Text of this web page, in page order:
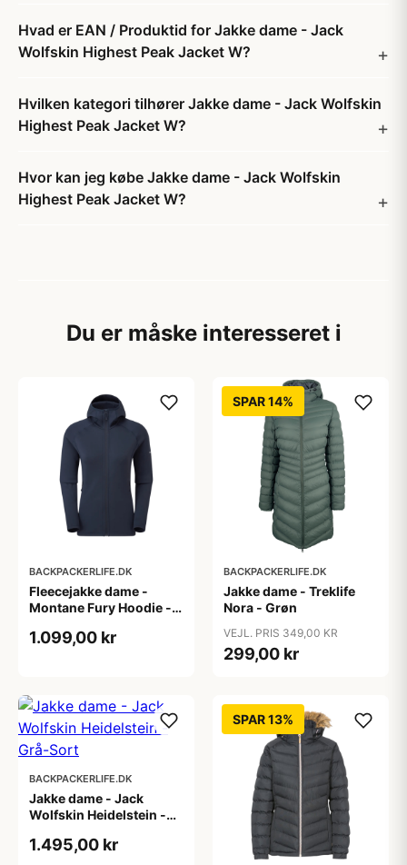
Hvad er EAN / Produktid for Jakke dame - Jack
Wolfskin Highest Peak Jacket W?
Hvilken kategori tilhører Jakke dame - Jack Wolfskin
Highest Peak Jacket W?
Hvor kan jeg købe Jakke dame - Jack Wolfskin
Highest Peak Jacket W?
Du er måske interesseret i
BACKPACKERLIFE.DK
Fleecejakke dame -
Montane Fury Hoodie -
1.099,00 kr
SPAR 14%
BACKPACKERLIFE.DK
Jakke dame - Treklife
Nora - Grøn
VEJL. PRIS 349,00 KR
299,00 kr
BACKPACKERLIFE.DK
Jakke dame - Jack
Wolfskin Heidelstein -
1.495,00 kr
SPAR 13%